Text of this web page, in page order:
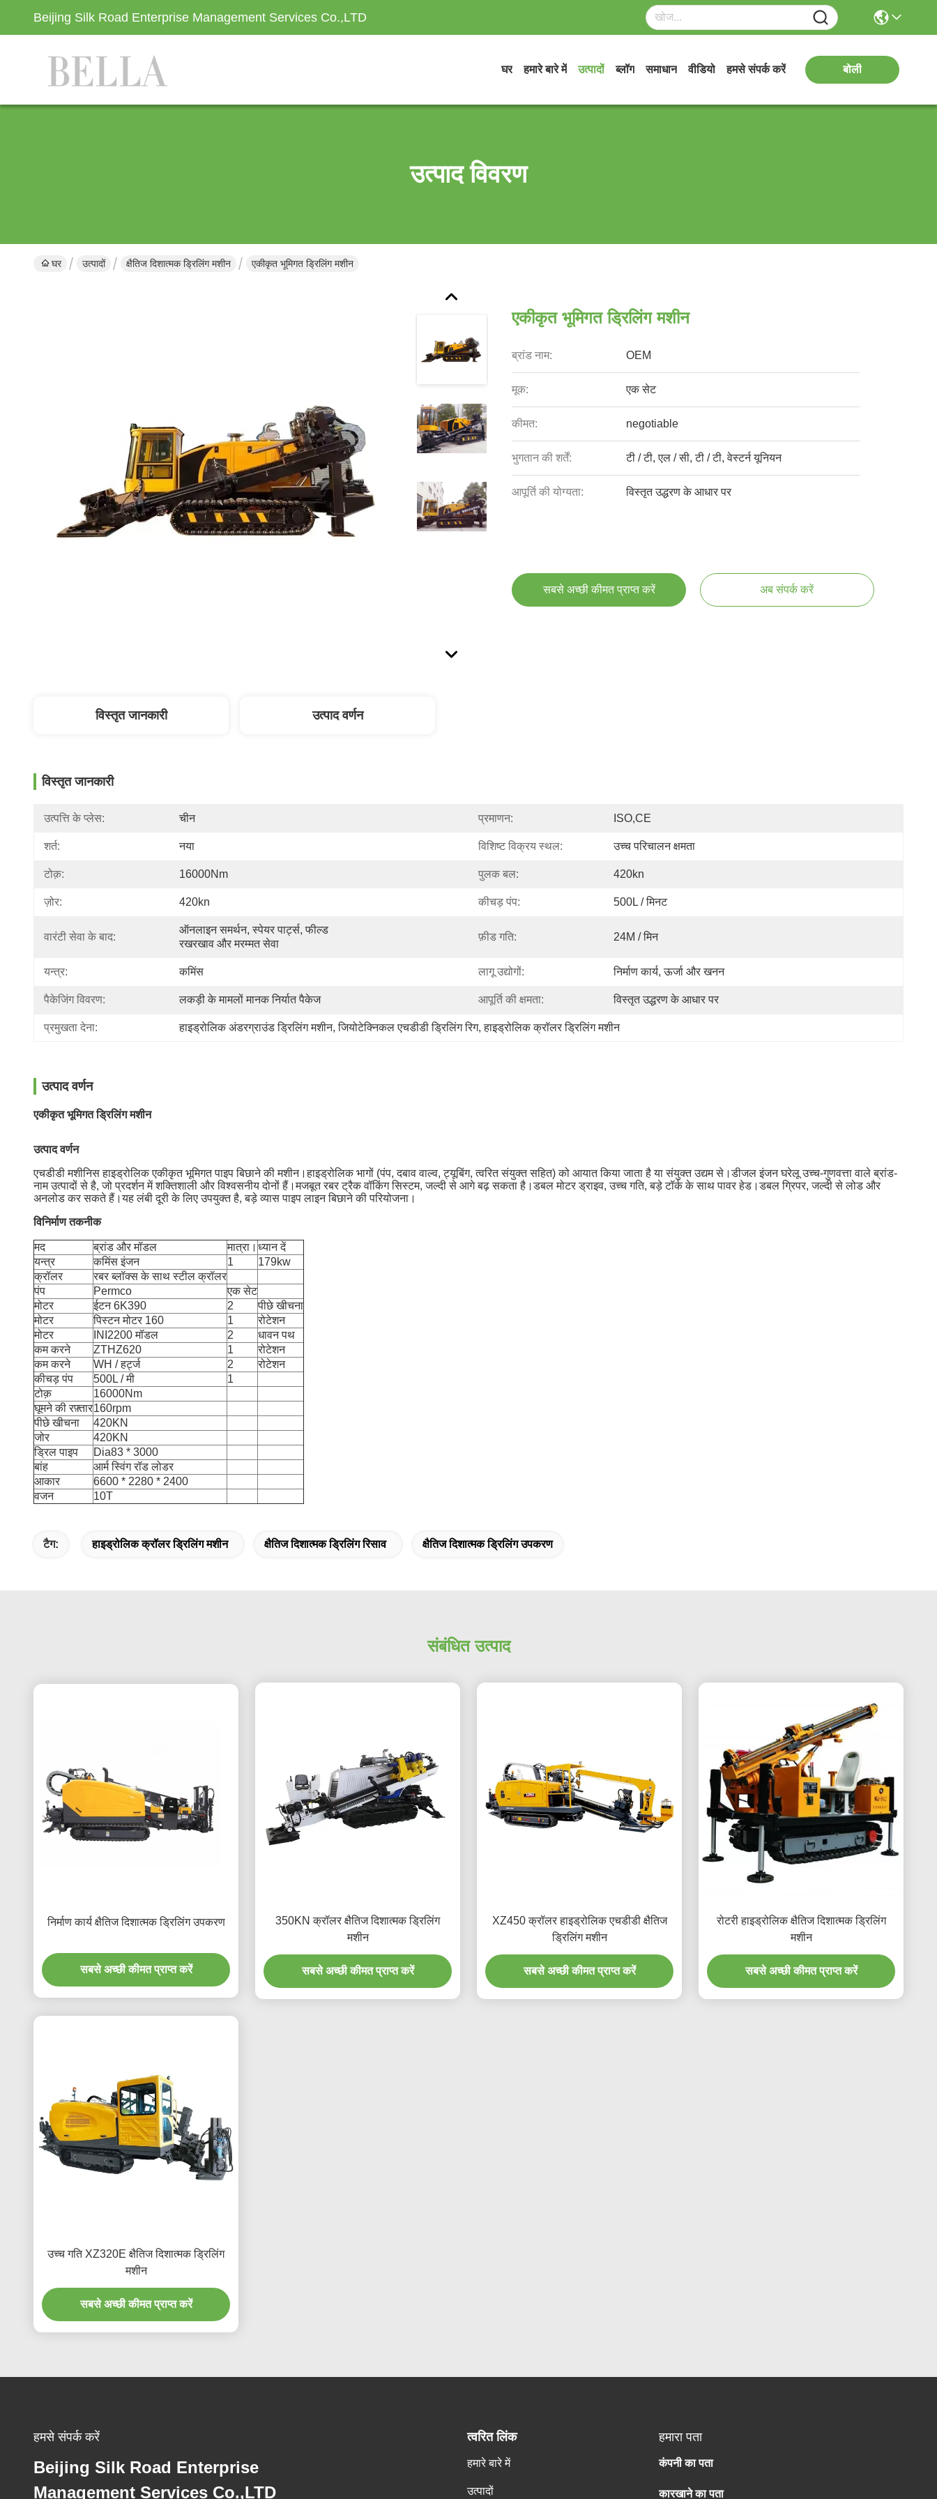
Beijing Silk Road Enterprise Management Services Co.,LTD
घर हमारे बारे में उत्पादों ब्लॉग समाधान वीडियो हमसे संपर्क करें बोली
उत्पाद विवरण
घर उत्पादों क्षैतिज दिशात्मक ड्रिलिंग मशीन एकीकृत भूमिगत ड्रिलिंग मशीन
एकीकृत भूमिगत ड्रिलिंग मशीन
ब्रांड नाम: OEM
मूक: एक सेट
कीमत: negotiable
भुगतान की शर्तें: टी / टी, एल / सी, टी / टी, वेस्टर्न यूनियन
आपूर्ति की योग्यता: विस्तृत उद्धरण के आधार पर
सबसे अच्छी कीमत प्राप्त करें अब संपर्क करें
विस्तृत जानकारी उत्पाद वर्णन
विस्तृत जानकारी
उत्पत्ति के प्लेस: चीन प्रमाणन: ISO,CE
शर्त: नया विशिष्ट विक्रय स्थल: उच्च परिचालन क्षमता
टोक़: 16000Nm पुलक बल: 420kn
ज़ोर: 420kn कीचड़ पंप: 500L / मिनट
वारंटी सेवा के बाद:
ऑनलाइन समर्थन, स्पेयर पार्ट्स, फील्ड
रखरखाव और मरम्मत सेवा
फ़ीड गति: 24M / मिन
यन्त्र: कमिंस लागू उद्योगों: निर्माण कार्य, ऊर्जा और खनन
पैकेजिंग विवरण: लकड़ी के मामलों मानक निर्यात पैकेज आपूर्ति की क्षमता: विस्तृत उद्धरण के आधार पर
प्रमुखता देना: हाइड्रोलिक अंडरग्राउंड ड्रिलिंग मशीन, जियोटेक्निकल एचडीडी ड्रिलिंग रिग, हाइड्रोलिक क्रॉलर ड्रिलिंग मशीन
उत्पाद वर्णन
एकीकृत भूमिगत ड्रिलिंग मशीन
उत्पाद वर्णन
एचडीडी मशीनिस हाइड्रोलिक एकीकृत भूमिगत पाइप बिछाने की मशीन।हाइड्रोलिक भागों (पंप, दबाव वाल्व, ट्यूबिंग, त्वरित संयुक्त सहित) को आयात किया जाता है या संयुक्त उद्यम से।डीजल इंजन घरेलू उच्च-गुणवत्ता वाले ब्रांड-
नाम उत्पादों से है, जो प्रदर्शन में शक्तिशाली और विश्वसनीय दोनों हैं।मजबूत रबर ट्रैक वॉकिंग सिस्टम, जल्दी से आगे बढ़ सकता है।डबल मोटर ड्राइव, उच्च गति, बड़े टॉर्क के साथ पावर हेड।डबल ग्रिपर, जल्दी से लोड और
अनलोड कर सकते हैं।यह लंबी दूरी के लिए उपयुक्त है, बड़े व्यास पाइप लाइन बिछाने की परियोजना।
विनिर्माण तकनीक
मद ब्रांड और मॉडल मात्रा। ध्यान दें
यन्त्र
कमिंस इंजन 1
179kw
क्रॉलर
रबर ब्लॉक्स के साथ स्टील क्रॉलर
पंप
Permco
एक सेट
मोटर
ईटन 6K390 2
पीछे खीचना
मोटर
पिस्टन मोटर 160 1
रोटेशन
मोटर
INI2200 मॉडल 2
धावन पथ
कम करने
ZTHZ620 1
रोटेशन
कम करने
WH / हर्ट्ज 2
रोटेशन
कीचड़ पंप
500L / मी
1
टोक़
16000Nm
घूमने की रफ़्तार160rpm
पीछे खीचना
420KN
जोर
420KN
ड्रिल पाइप
Dia83 * 3000
बांह
आर्म स्विंग रॉड लोडर
आकार
6600 * 2280 * 2400
वजन
10T
टैग: हाइड्रोलिक क्रॉलर ड्रिलिंग मशीन क्षैतिज दिशात्मक ड्रिलिंग रिसाव क्षैतिज दिशात्मक ड्रिलिंग उपकरण
संबंधित उत्पाद
निर्माण कार्य क्षैतिज दिशात्मक ड्रिलिंग उपकरण
सबसे अच्छी कीमत प्राप्त करें
350KN क्रॉलर क्षैतिज दिशात्मक ड्रिलिंग
मशीन
सबसे अच्छी कीमत प्राप्त करें
XZ450 क्रॉलर हाइड्रोलिक एचडीडी क्षैतिज
ड्रिलिंग मशीन
सबसे अच्छी कीमत प्राप्त करें
रोटरी हाइड्रोलिक क्षैतिज दिशात्मक ड्रिलिंग
मशीन
सबसे अच्छी कीमत प्राप्त करें
उच्च गति XZ320E क्षैतिज दिशात्मक ड्रिलिंग
मशीन
सबसे अच्छी कीमत प्राप्त करें
हमसे संपर्क करें
Beijing Silk Road Enterprise
Management Services Co.,LTD
त्वरित लिंक
हमारे बारे में
उत्पादों
हमारा पता
कंपनी का पता
कारखाने का पता